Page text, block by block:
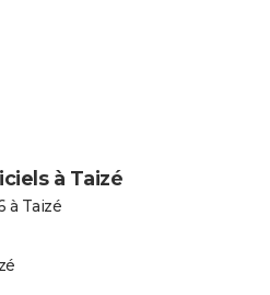
à Taizé
à Taizé